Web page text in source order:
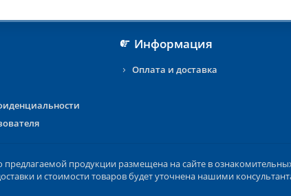
Информация
Оплата и доставка
продукции размещена на сайте в
и стоимости товаров будет уточнена нашими